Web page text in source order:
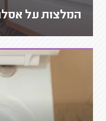
המלצות על